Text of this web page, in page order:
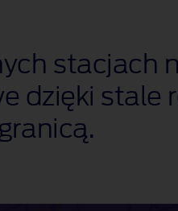
stacjach
dzięki stale